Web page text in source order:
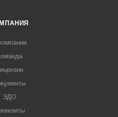
ЭДО